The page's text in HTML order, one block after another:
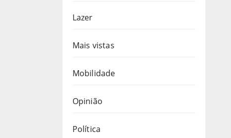
Lazer
Mais vistas
Mobilidade
Opinião
Política